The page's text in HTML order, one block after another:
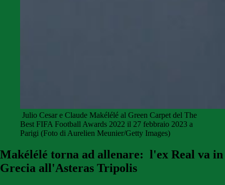
Julio Cesar e Claude Makélélé al Green Carpet del The
Best FIFA Football Awards 2022 il 27 febbraio 2023 a
Parigi (Foto di Aurelien Meunier/Getty Images)
Makélélé torna ad allenare: l'ex Real va in
Grecia all'Asteras Tripolis